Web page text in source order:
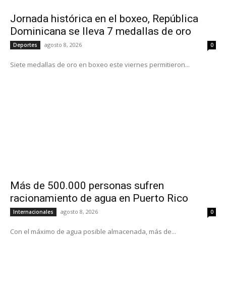
Jornada histórica en el boxeo, República
Dominicana se lleva 7 medallas de oro
Deportes agosto 8, 2026 0
Siete medallas de oro en boxeo este viernes permitieron...
Más de 500.000 personas sufren
racionamiento de agua en Puerto Rico
Internacionales agosto 8, 2026 0
Con el máximo de agua posible almacenada, más de...